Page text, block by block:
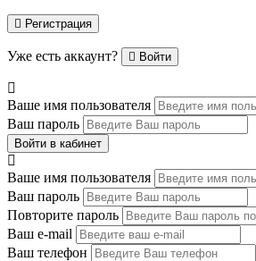
Регистрация
Уже есть аккаунт? Войти
Ваше имя пользователя
Ваш пароль
Войти в кабинет
Ваше имя пользователя
Ваш пароль
Повторите пароль
Ваш e-mail
Ваш телефон